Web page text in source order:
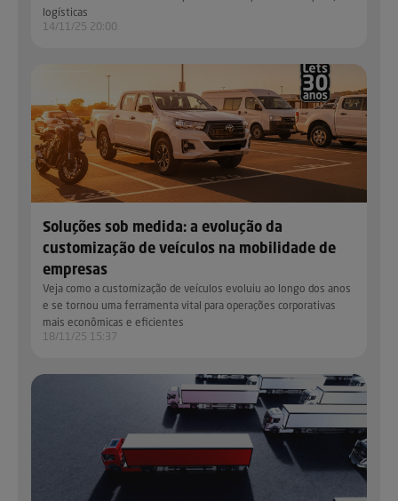
logísticas
14/11/25 20:00
Soluções sob medida: a evolução da
customização de veículos na mobilidade de
empresas
Veja como a customização de veículos evoluiu ao longo dos anos
e se tornou uma ferramenta vital para operações corporativas
mais econômicas e eficientes
18/11/25 15:37